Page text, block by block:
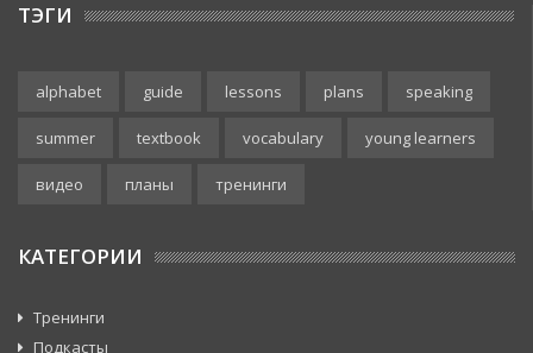
ТЭГИ
alphabet guide lessons plans speaking
summer textbook vocabulary young learners
видео планы тренинги
КАТЕГОРИИ
Тренинги
Подкасты